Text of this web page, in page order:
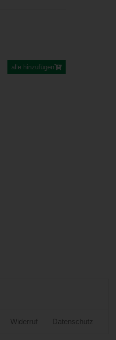
alle hinzufügen
Widerruf Datenschutz